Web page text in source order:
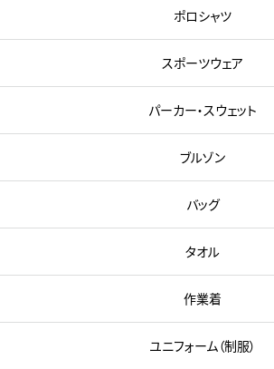
ポロシャツ
スポーツウェア
パーカー・スウェット
ブルゾン
バッグ
タオル
作業着
ユニフォーム（制服）